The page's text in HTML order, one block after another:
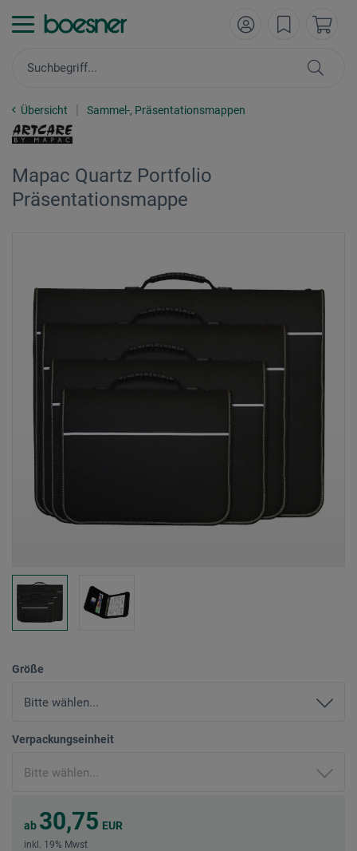
Übersicht Sammel-, Präsentationsmappen
Mapac Quartz Portfolio
Präsentationsmappe
Größe
Verpackungseinheit
ab 30,75 EUR
inkl. 19% Mwst